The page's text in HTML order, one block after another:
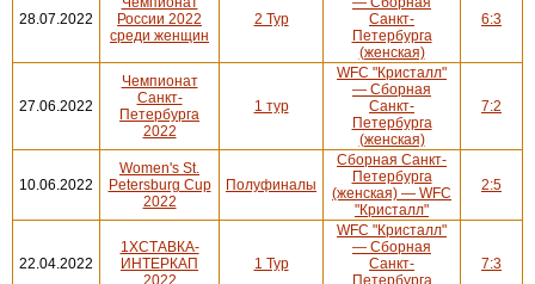
28.07.2022
России 2022
среди женщин
2 Тур
Санкт-
Петербурга
(женская)
6:3
27.06.2022
Чемпионат
Санкт-
Петербурга
2022
1 тур
WFC "Кристалл"
— Сборная
Санкт-
Петербурга
(женская)
7:2
10.06.2022
Women's St.
Petersburg Cup
2022
Полуфиналы
Сборная Санкт-
Петербурга
(женская) — WFC
"Кристалл"
2:5
22.04.2022
1ХСТАВКА-
ИНТЕРКАП
2022
1 Тур
WFC "Кристалл"
— Сборная
Санкт-
Петербурга
7:3